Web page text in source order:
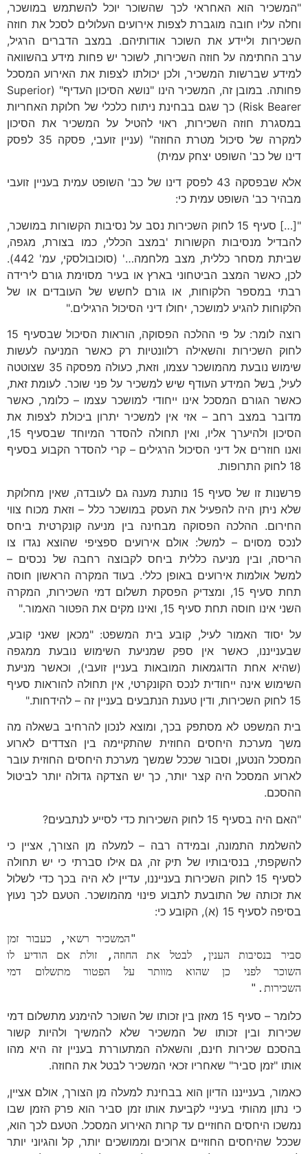
"המשכיר הוא האחראי לכך שהשוכר יוכל להשתמש במושכר,
וחלה עליו חובה מוגברת לצפות אירועים העלולים לסכל את חוזה
השכירות וליידע את השוכר אודותיהם. במצב הדברים הרגיל,
ערב החתימה על חוזה השכירות, לשוכר יש פחות מידע בהשוואה
למידע שברשות המשכיר, ולכן יכולתו לצפות את האירוע המסכל
פחותה. במובן זה, המשכיר הינו "נושא הסיכון העדיף" (Superior
Risk Bearer) כך שגם בבחינת ניתוח כלכלי של חלוקת האחריות
במסגרת חוזה השכירות, ראוי להטיל על המשכיר את הסיכון
למקרה של סיכול מטרת החוזה" (עניין זועבי, פסקה 35 לפסק
דינו של כב' השופט יצחק עמית)
אלא שבפסקה 43 לפסק דינו של כב' השופט עמית בעניין זועבי
מבהיר כב' השופט עמית כי:
"[…] סעיף 15 לחוק השכירות נסב על נסיבות הקשורות במושכר,
להבדיל מנסיבות הקשורות 'במצב הכללי, כמו בצורת, מגפה,
שביתת מסחר כללית, מצב מלחמה…' (סוכובולסקי, עמ' 442).
לכן, כאשר המצב הביטחוני בארץ או בעיר מסוימת גורם לירידה
רבתי במספר הלקוחות, או גורם לחשש של העובדים או של
הלקוחות להגיע למושכר, יחולו דיני הסיכול הרגילים."
רוצה לומר: על פי ההלכה הפסוקה, הוראות הסיכול שבסעיף 15
לחוק השכירות והשאילה רלוונטיות רק כאשר המניעה לעשות
שימוש נובעת מהמושכר עצמו, וזאת, כעולה מפסקה 35 שצוטטה
לעיל, בשל המידע העודף שיש למשכיר על פני שוכר. לעומת זאת,
כאשר הגורם המסכל אינו ייחודי למושכר עצמו – כלומר, כאשר
מדובר במצב רחב – אזי אין למשכיר יתרון ביכולת לצפות את
הסיכון ולהיערך אליו, ואין תחולה להסדר המיוחד שבסעיף 15,
ואנו חוזרים אל דיני הסיכול הרגילים – קרי להסדר הקבוע בסעיף
18 לחוק התרופות.
פרשנות זו של סעיף 15 נותנת מענה גם לעובדה, שאין מחלוקת
שלא ניתן היה להפעיל את העסק במושכר כלל – וזאת מכוח צווי
החירום. ההלכה הפסוקה מבחינה בין מניעה קונקרטית ביחס
לנכס מסוים – למשל: אולם אירועים ספציפי שהוצא נגדו צו
הריסה, ובין מניעה כללית ביחס לקבוצה רחבה של נכסים –
למשל אולמות אירועים באופן כללי. בעוד המקרה הראשון חוסה
תחת סעיף 15, ומצדיק הפסקת תשלום דמי השכירות, המקרה
השני אינו חוסה תחת סעיף 15, ואינו מקים את הפטור האמור."
על יסוד האמור לעיל, קובע בית המשפט: "מכאן שאני קובע,
שבענייננו, כאשר אין ספק שמניעת השימוש נובעת ממגפה
(שהיא אחת הדוגמאות המובאות בעניין זועבי), וכאשר מניעת
השימוש אינה ייחודית לנכס הקונקרטי, אין תחולה להוראות סעיף
15 לחוק השכירות, ודין טענת הנתבעים בעניין זה – להידחות."
בית המשפט לא מסתפק בכך, ומוצא לנכון להרחיב בשאלה מה
משך מערכת היחסים החוזית שהתקיימה בין הצדדים לארוע
המסכל הנטען, וסבור שככל שמשך מערכת היחסים החוזית עובר
לארוע המסכל היה קצר יותר, כך יש הצדקה גדולה יותר לביטול
ההסכם.
"האם היה בסעיף 15 לחוק השכירות כדי לסייע לנתבעים?
להשלמת התמונה, ובמידה רבה – למעלה מן הצורך, אציין כי
להשקפתי, בנסיבותיו של תיק זה, גם אילו סברתי כי יש תחולה
לסעיף 15 לחוק השכירות בענייננו, עדיין לא היה בכך כדי לשלול
את זכותה של התובעת לתבוע פינוי מהמושכר. הטעם לכך נעוץ
בסיפה לסעיף 15 (א), הקובע כי:
                     "המשכיר רשאי, כעבור זמן
סביר בנסיבות הענין, לבטל את החוזה, זולת אם הודיע לו
השוכר לפני כן שהוא מוותר על הפטור מתשלום דמי
השכירות."
כלומר – סעיף 15 מאזן בין זכותו של השוכר להימנע מתשלום דמי
שכירות ובין זכותו של המשכיר שלא להמשיך ולהיות קשור
בהסכם שכירות חינם, והשאלה המתעוררת בעניין זה היא מהו
אותו "זמן סביר" שאחריו זכאי המשכיר לבטל את החוזה.
כאמור, בענייננו הדיון הוא בבחינת למעלה מן הצורך, אולם אציין,
כי נתון מהותי בעיניי לקביעת אותו זמן סביר הוא פרק הזמן שבו
נמשכו היחסים החוזיים עד קרות האירוע המסכל. הטעם לכך הוא,
שככל שהיחסים החוזיים ארוכים וממושכים יותר, קל והגיוני יותר